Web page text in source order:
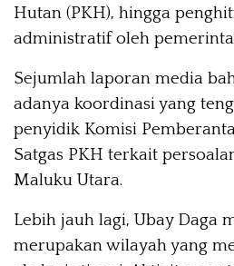
Hutan (PKH), hingga
administratif oleh
Sejumlah laporan media
adanya koordinasi yang
penyidik Komisi
Satgas PKH terkait
Maluku Utara.
Lebih jauh lagi, Ubay Daga
merupakan wilayah yang